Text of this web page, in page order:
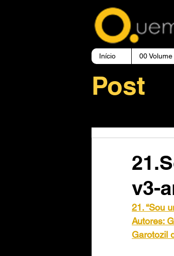
Início 00 Volume
Post
v3-
21. “Sou
Autores:
Garotozil